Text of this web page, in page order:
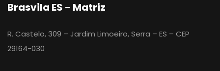
Brasvila ES - Matriz
R. Castelo, 309 – Jardim Limoeiro, Serra – ES – CEP
29164-030